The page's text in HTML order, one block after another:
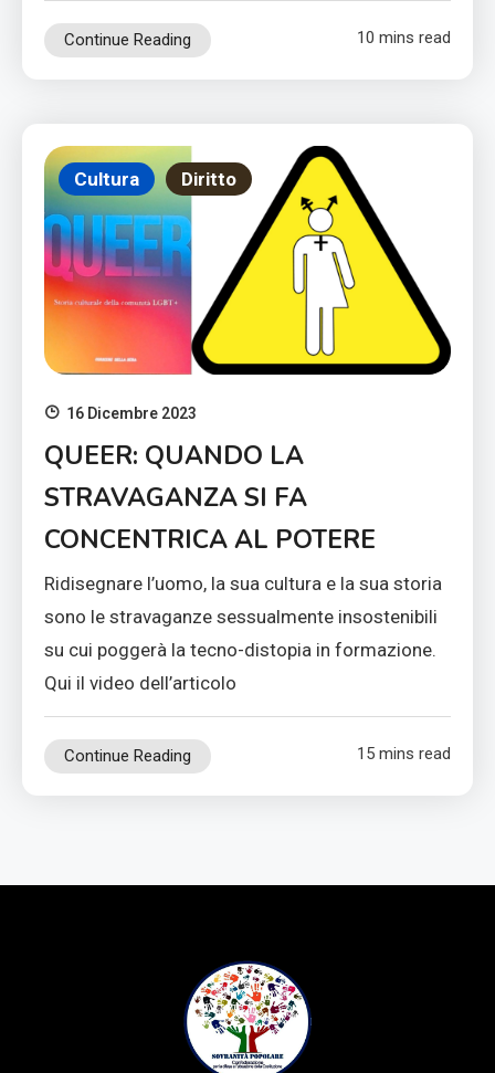
Continue Reading 10 mins read
Cultura Diritto
16 Dicembre 2023
QUEER: QUANDO LA
STRAVAGANZA SI FA
CONCENTRICA AL POTERE
Ridisegnare l’uomo, la sua cultura e la sua storia
sono le stravaganze sessualmente insostenibili
su cui poggerà la tecno-distopia in formazione.
Qui il video dell’articolo
Continue Reading 15 mins read